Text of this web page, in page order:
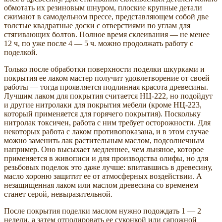
обмотать их резиновым шнуром, плоские крупные детали
сжимают в самодельном прессе, представляющем собой две
толстые квадратные доски с отверстиями по углам для
стягивающих болтов. Полное время склеивания — не менее
12 ч, по уже после 4 — 5 ч. можно продолжать работу с
поделкой.
Только после обработки поверхности поделки шкурками и
покрытия ее лаком мастер получит удовлетворение от своей
работы — тогда проявляется подлинная красота древесины.
Лучшим лаком для покрытия считается НЦ-222, но подойдут
и другие нитролаки для покрытия мебели (кроме НЦ-223,
который применяется для горячего покрытия). Поскольку
нитролак токсичен, работа с ним требует осторожности. Для
некоторых работа с лаком противопоказана, и в этом случае
можно заменить лак растительным маслом, подсолнечным
например. Оно высыхает медленнее, чем льняное, которое
применяется в живописи и для производства олифы, но для
резьбовых поделок это даже лучше: впитавшись в древесину,
масло хороню защитит ее от атмосферных воздействии. А
незащищенная лаком или маслом древесина со временем
станет серой, невыразительной.
После покрытия поделки маслом нужно подождать 1 — 2
недели, а затем отполировать ее суконкой или сапожной